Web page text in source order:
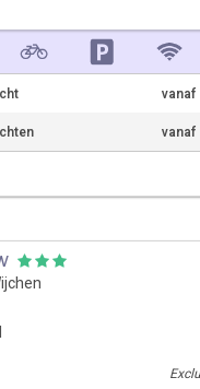
vanaf
vanaf